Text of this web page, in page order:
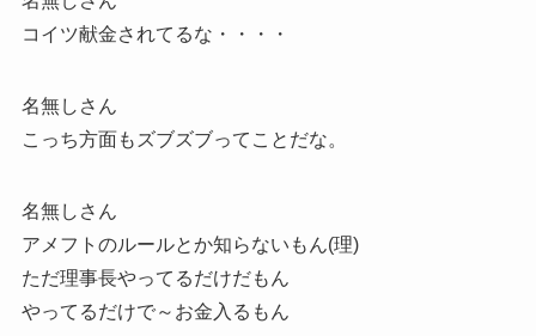
コイツ献金されてるな・・・・
名無しさん
こっち方面もズブズブってことだな。
名無しさん
アメフトのルールとか知らないもん(理)
ただ理事長やってるだけだもん
やってるだけで～お金入るもん